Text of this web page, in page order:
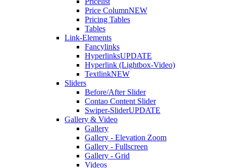
Price ColumnNEW
Pricing Tables
Tables
Link-Elements
Fancylinks
HyperlinksUPDATE
Hyperlink (Lightbox-Video)
TextlinkNEW
Sliders
Before/After Slider
Contao Content Slider
Swiper-SliderUPDATE
Gallery & Video
Gallery
Gallery - Elevation Zoom
Gallery - Fullscreen
Gallery - Grid
Videos